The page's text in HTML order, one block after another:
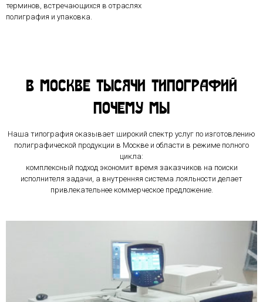
терминов, встречающихся в отраслях
полиграфия и упаковка.
В Москве тысячи типографий
ПОЧЕМУ МЫ
Наша типография оказывает широкий спектр услуг по изготовлению
полиграфической продукции в Москве и области в режиме полного
цикла:
комплексный подход экономит время заказчиков на поиски
исполнителя задачи, а внутренняя система лояльности делает
привлекательнее коммерческое предложение.